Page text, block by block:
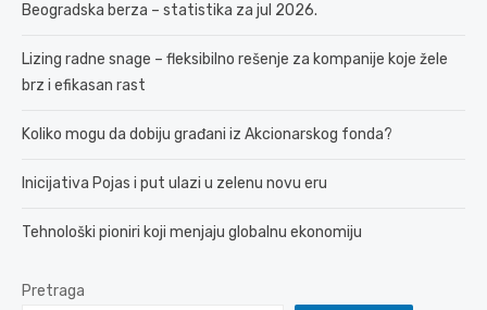
Beogradska berza – statistika za jul 2026.
Lizing radne snage – fleksibilno rešenje za kompanije koje žele
brz i efikasan rast
Koliko mogu da dobiju građani iz Akcionarskog fonda?
Inicijativa Pojas i put ulazi u zelenu novu eru
Tehnološki pioniri koji menjaju globalnu ekonomiju
Pretraga